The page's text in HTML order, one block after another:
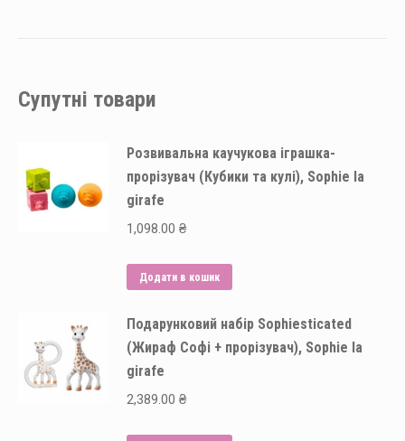
Супутні товари
Розвивальна каучукова іграшка-
прорізувач (Кубики та кулі), Sophie la
girafe
1,098.00 ₴
Додати в кошик
Подарунковий набір Sophiesticated
(Жираф Софі + прорізувач), Sophie la
girafe
2,389.00 ₴